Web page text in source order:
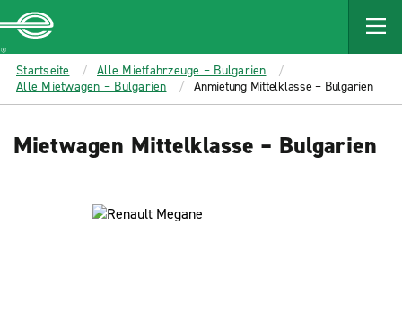
MAIN
CONTENT
Enterprise
Startseite
Alle Mietfahrzeuge – Bulgarien
Alle Mietwagen – Bulgarien
Anmietung Mittelklasse – Bulgarien
Mietwagen Mittelklasse – Bulgarien